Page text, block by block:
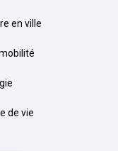
en ville
mobilité
de vie